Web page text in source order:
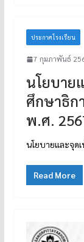
ประกาศโรงเรียน
7 กุมภาพันธ์
นโยบาย
ศึกษาธิก
พ.ศ.
นโยบายและจุด
Read More